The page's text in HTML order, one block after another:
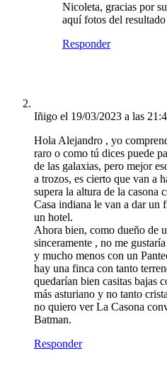
Nicoleta, gracias por
aquí fotos del
Responder
Iñigo el 19/03/2023 a las
Hola Alejandro , yo
raro o como tú dices puede
de las galaxias, pero mejor
a trozos, es cierto que van a
supera la altura de la casona
Casa indiana le van a dar un
un hotel.
Ahora bien, como dueño de
sinceramente , no me
y mucho menos con un
hay una finca con tanto
quedarían bien casitas bajas
más asturiano y no tanto
no quiero ver La Casona
Batman.
Responder